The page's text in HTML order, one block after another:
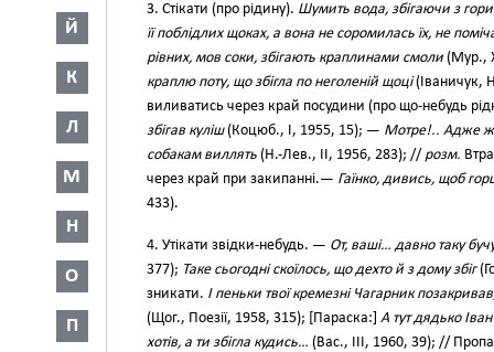
Й
К
Л
М
Н
О
П
3. Стікати (про рідину). Шумить вода, збігаючи з гори
її поблідлих щоках, а вона не соромилась їх, не
рівних, мов соки, збігають краплинами смоли (Мур.,
краплю поту, що збігла по неголеній щоці(Іваничук,
виливатись через край посудини (про що-небудь
збігав куліш(Коцюб., І, 1955, 15); — Мотре!.. Адже ж
собакам виллять (Н.-Лев., II, 1956, 283); // розм.
через край при закипанні.— Гаїнко, дивись, щоб
433).
4. Утікати звідки-небудь. — От, ваші… давно таку
377); Таке сьогодні скоїлось, що дехто й з дому збіг
зникати. І пеньки твої кремезні Чагарник
(Щог., Поезії, 1958, 315); [Параска:] А тут дядько
хотів, а ти збігла кудись… (Вас., III, 1960, 39); //